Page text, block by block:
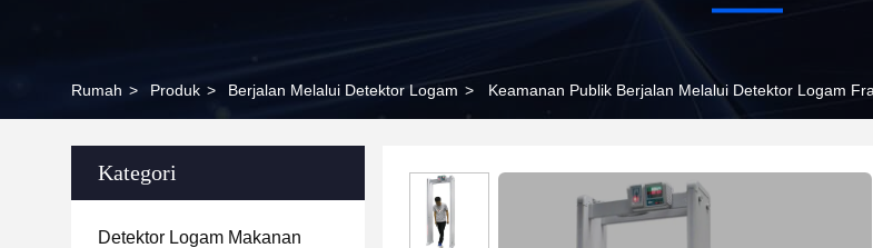
Rumah > Produk > Berjalan Melalui Detektor Logam > Keamanan Publik Berjalan Melalui Detektor Logam
Kategori
Detektor Logam Makanan